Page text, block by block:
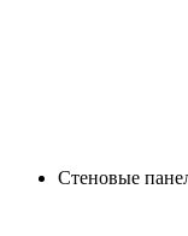
Стеновые